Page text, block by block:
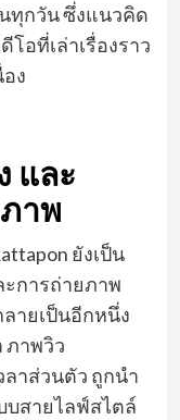
ทุกวัน ซึ่งแนวคิด
อที่เล่าเรื่องราว
ง
และ
าพ
ยังเป็น
การถ่ายภาพ
ายเป็นอีกหนึ่ง
ภาพวิว
ลาส่วนตัว ถูกนำ
สายไลฟ์สไตล์